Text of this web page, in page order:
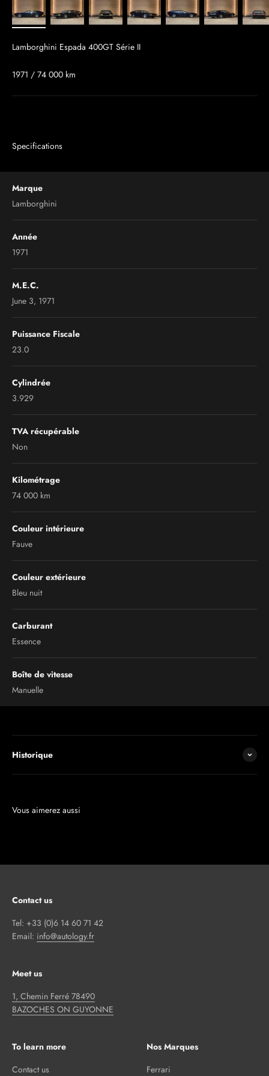
Lamborghini Espada 400GT Série II
1971 / 74 000 km
Specifications
Marque
Lamborghini
Année
1971
M.E.C.
June 3, 1971
Puissance Fiscale
23.0
Cylindrée
3.929
TVA récupérable
Non
Kilométrage
74 000 km
Couleur intérieure
Fauve
Couleur extérieure
Bleu nuit
Carburant
Essence
Boîte de vitesse
Manuelle
Historique
Contact us
Tel: +33 (0)6 14 60 71 42
Email: info@autology.fr
Meet us
1, Chemin Ferré 78490
BAZOCHES ON GUYONNE
To learn more
Contact us
Nos Marques
Ferrari